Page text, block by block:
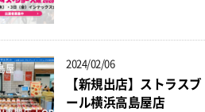
2024/02/06
【新規出店】ストラスブ
ール横浜高島屋店